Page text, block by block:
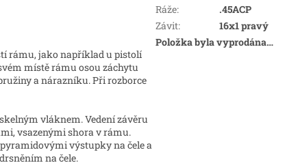
rámu, jako například u pistolí
místě rámu osou záchytu
a nárazníku. Při rozborce
vláknem. Vedení závěru
vsazenými shora v rámu.
výstupky na čele a
na čele.
Ráže:
.45ACP
Závit:
16x1 pravý
Položka byla vyprodána…